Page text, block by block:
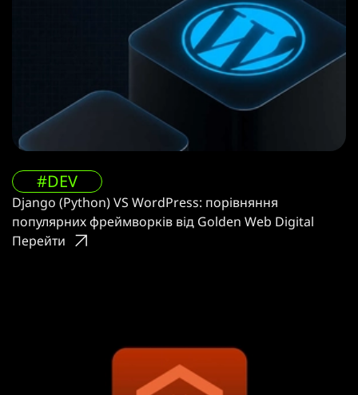
#DEV
Django (Python) VS WordPress: порівняння
популярних фреймворків від Golden Web Digital
Перейти